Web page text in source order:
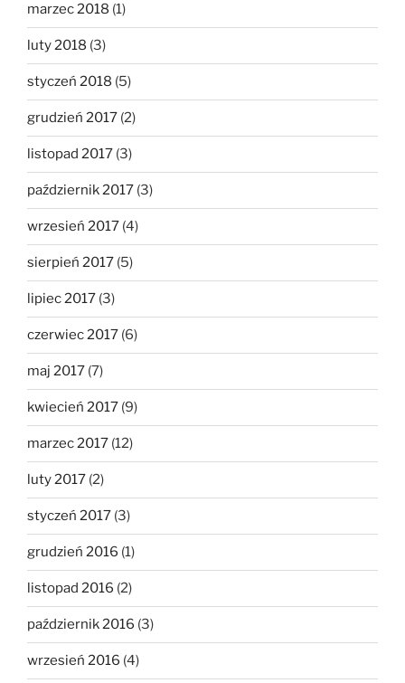
marzec 2018 (1)
luty 2018 (3)
styczeń 2018 (5)
grudzień 2017 (2)
listopad 2017 (3)
październik 2017 (3)
wrzesień 2017 (4)
sierpień 2017 (5)
lipiec 2017 (3)
czerwiec 2017 (6)
maj 2017 (7)
kwiecień 2017 (9)
marzec 2017 (12)
luty 2017 (2)
styczeń 2017 (3)
grudzień 2016 (1)
listopad 2016 (2)
październik 2016 (3)
wrzesień 2016 (4)